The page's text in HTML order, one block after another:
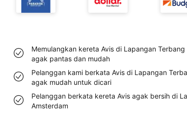
Memulangkan kereta Avis di Lapangan
agak pantas dan mudah
Pelanggan kami berkata Avis di Lapangan
agak mudah untuk dicari
Pelanggan berkata kereta Avis agak bersih di
Amsterdam